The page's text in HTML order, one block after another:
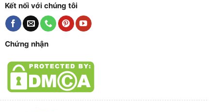
Kết nối với chúng tôi
Chứng nhận